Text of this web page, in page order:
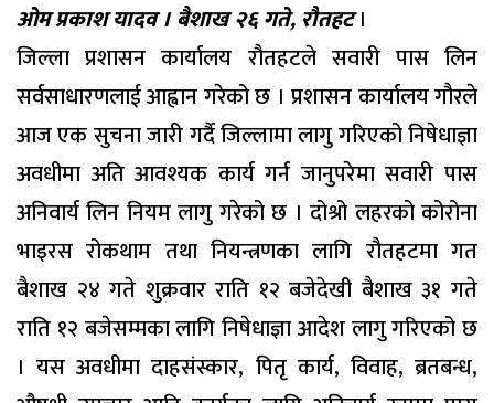
ओम प्रकाश यादव । बैशाख २६ गते, रौतहट।
जिल्ला प्रशासन कार्यालय रौतहटले सवारी पास लिन
सर्वसाधारणलाई आह्वान गरेको छ । प्रशासन कार्यालय गौरले
आज एक सुचना जारी गर्दै जिल्लामा लागु गरिएको निषेधाज्ञा
अवधीमा अति आवश्यक कार्य गर्न जानुपरेमा सवारी पास
अनिवार्य लिन नियम लागु गरेको छ । दोश्रो लहरको कोरोना
भाइरस रोकथाम तथा नियन्त्रणका लागि रौतहटमा गत
बैशाख २४ गते शुक्रवार राति १२ बजेदेखी बैशाख ३१ गते
राति १२ बजेसम्मका लागि निषेधाज्ञा आदेश लागु गरिएको छ
। यस अवधीमा दाहसंस्कार, पितृ कार्य, विवाह, ब्रतबन्ध,